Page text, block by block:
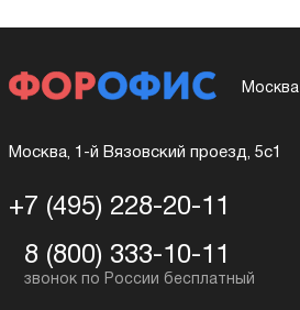
Москва
Москва, 1-й Вязовский проезд, 5с1
+7 (495) 228-20-11
8 (800) 333-10-11